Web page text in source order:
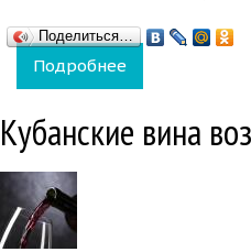
Поделиться…
Подробнее
Кубанские вина